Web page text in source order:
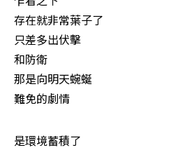
存在就非常葉子了
只差多出伏擊
和防衛
那是向明天蜿蜒
難免的劇情
是環境蓄積了